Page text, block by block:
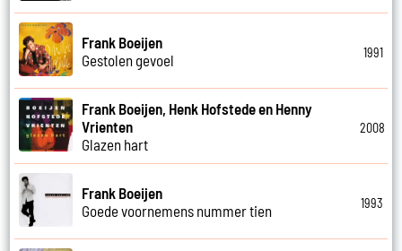
Frank Boeijen
Gestolen gevoel
1991
Frank Boeijen, Henk Hofstede en Henny
Vrienten
Glazen hart
2008
Frank Boeijen
Goede voornemens nummer tien
1993